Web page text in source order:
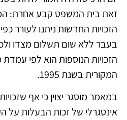
זאת בית המשפט קבע אחרת:
הזכויות החדשות ניתנו לעורר
בעבר ללא שום תשלום מצדו
הזכויות הנוספות הוא לפי
המקורית בשנת 1995.
במאמר מוסגר יצוין כי אף
אינטגרלי של זכות הבעלות על